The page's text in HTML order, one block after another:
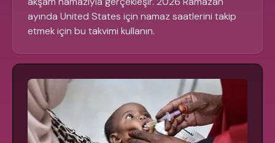
ayında United States için namaz saatlerini takip
etmek için bu takvimi kullanın.